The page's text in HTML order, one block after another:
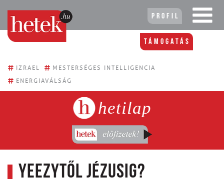
Profil
Támogatás
# IZRAEL # MESTERSÉGES INTELLIGENCIA
# ENERGIAVÁLSÁG
hetilap
Yeezytől Jézusig?